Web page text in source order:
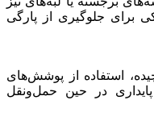
برای جلوگیری از پارگی
استفاده از پوشش‌های
در حین حمل‌ونقل